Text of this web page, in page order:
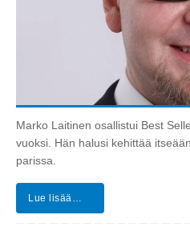
Marko Laitinen osallistui Best
vuoksi. Hän halusi kehittää
parissa.
Lue lisää…